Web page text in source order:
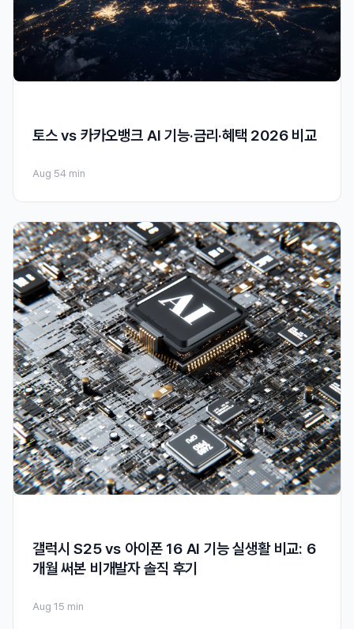
토스 vs 카카오뱅크 AI 기능·금리·혜택 2026 비교
Aug 54 min
갤럭시 S25 vs 아이폰 16 AI 기능 실생활 비교: 6
개월 써본 비개발자 솔직 후기
Aug 1 5 min